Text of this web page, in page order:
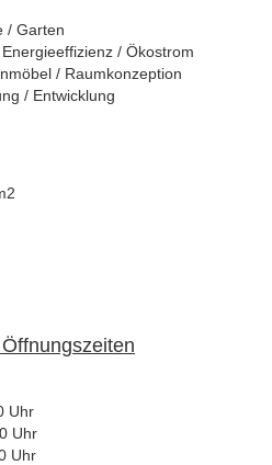
/ Garten
/ Ökostrom
/ Raumkonzeption
/ Entwicklung
2
Uhr